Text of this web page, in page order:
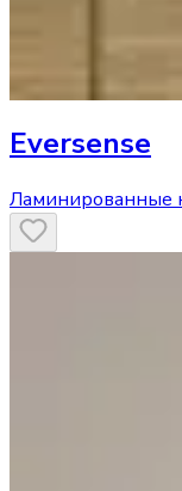
Eversense
Ламинированные